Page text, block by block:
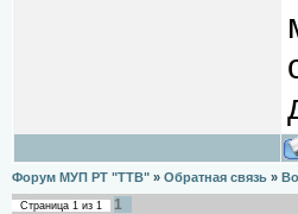
Форум МУП РТ "ТТВ" » Обратная связь »
Страница 1 из 1 1